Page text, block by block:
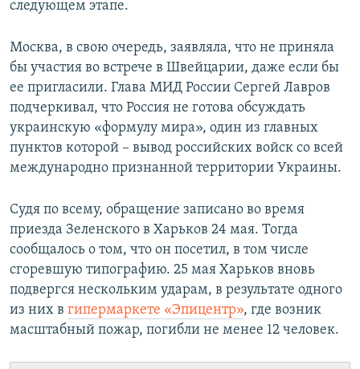
следующем этапе.
Москва, в свою очередь, заявляла, что не приняла
бы участия во встрече в Швейцарии, даже если бы
ее пригласили. Глава МИД России Сергей Лавров
подчеркивал, что Россия не готова обсуждать
украинскую «формулу мира», один из главных
пунктов которой – вывод российских войск со всей
международно признанной территории Украины.
Судя по всему, обращение записано во время
приезда Зеленского в Харьков 24 мая. Тогда
сообщалось о том, что он посетил, в том числе
сгоревшую типографию. 25 мая Харьков вновь
подвергся нескольким ударам, в результате одного
из них в гипермаркете «Эпицентр», где возник
масштабный пожар, погибли не менее 12 человек.